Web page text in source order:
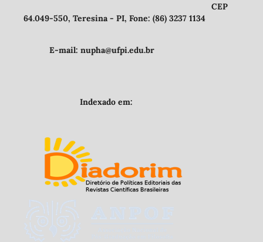
CEP
64.049-550, Teresina - PI, Fone: (86) 3237 1134
E-mail: nupha@ufpi.edu.br
Indexado em: